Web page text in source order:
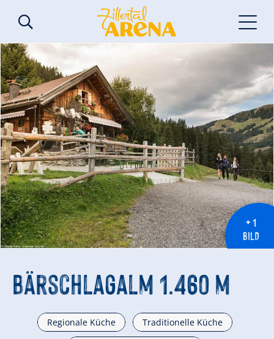
+ 1
BILD
Bärschlagalm 1.460 m
Regionale Küche Traditionelle Küche